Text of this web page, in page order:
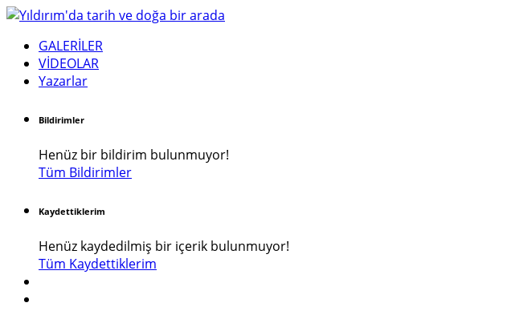
GALERİLER
VİDEOLAR
Yazarlar
Bildirimler
Henüz bir bildirim bulunmuyor!
Tüm Bildirimler
Kaydettiklerim
Henüz kaydedilmiş bir içerik bulunmuyor!
Tüm Kaydettiklerim